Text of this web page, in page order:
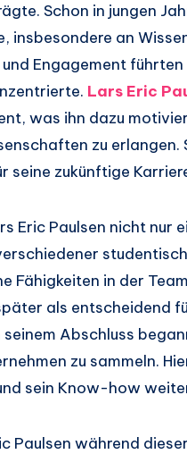
Schon in jungen
insbesondere an
Engagement
Lars Eric
was ihn dazu
zu erlangen.
seine zukünftige
Eric Paulsen nicht nur
Fähigkeiten in der
als entscheidend
Abschluss
zu sammeln.
sein Know-how
Paulsen während